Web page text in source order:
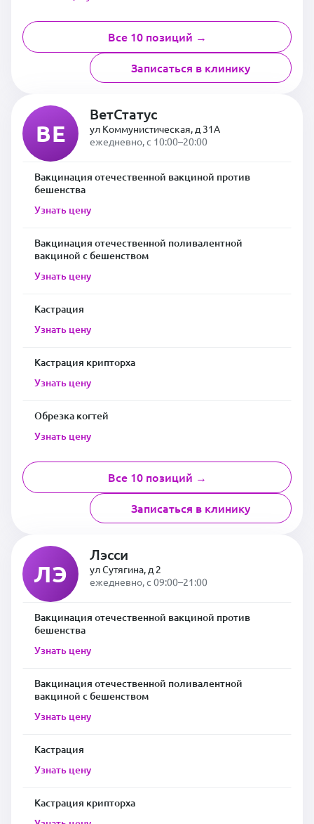
Все 10 позиций →
Записаться в клинику
ВЕ
ВетСтатус
ул Коммунистическая, д 31А
ежедневно, с 10:00–20:00
Вакцинация отечественной вакциной против
бешенства
Узнать цену
Вакцинация отечественной поливалентной
вакциной с бешенством
Узнать цену
Кастрация
Узнать цену
Кастрация крипторха
Узнать цену
Обрезка когтей
Узнать цену
Все 10 позиций →
Записаться в клинику
ЛЭ
Лэсси
ул Сутягина, д 2
ежедневно, с 09:00–21:00
Вакцинация отечественной вакциной против
бешенства
Узнать цену
Вакцинация отечественной поливалентной
вакциной с бешенством
Узнать цену
Кастрация
Узнать цену
Кастрация крипторха